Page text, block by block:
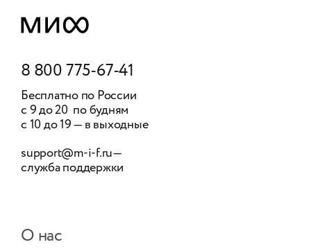
8 800 775-67-41
Бесплатно по России
с 9 до 20 по будням
с 10 до 19 — в выходные
support@m-i-f.ru—
служба поддержки
О нас